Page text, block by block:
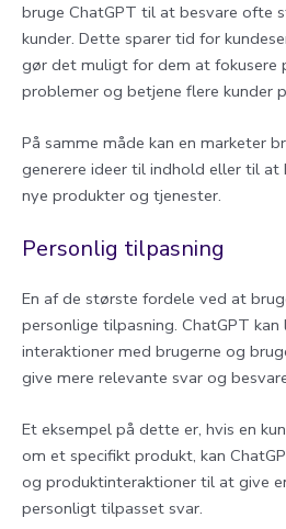
bruge ChatGPT til at besvare ofte
kunder. Dette sparer tid for
gør det muligt for dem at fokusere
problemer og betjene flere kunder
På samme måde kan en marketer
generere ideer til indhold eller til at
nye produkter og tjenester.
Personlig tilpasning
En af de største fordele ved at
personlige tilpasning. ChatGPT
interaktioner med brugerne og
give mere relevante svar og
Et eksempel på dette er, hvis en
om et specifikt produkt, kan
og produktinteraktioner til at give
personligt tilpasset svar.